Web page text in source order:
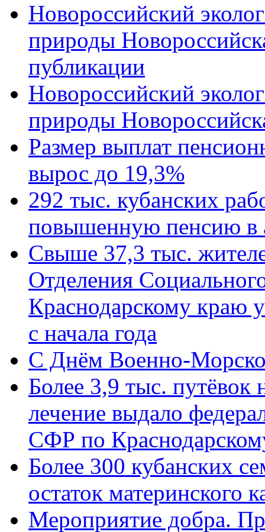
Новороссийский
природы
публикации
Новороссийский
природы
Размер выплат
вырос до 19,3%
292 тыс. кубанских
повышенную пенсию в
Свыше 37,3 тыс.
Отделения
Краснодарскому краю
с начала года
C Днём Военно-
Более 3,9 тыс. путёвок
лечение выдало
СФР по
Более 300 кубанских
остаток материнского
Мероприятие добра.